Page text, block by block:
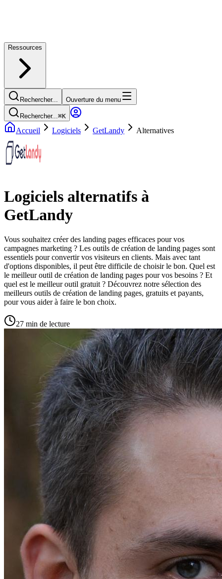
Ressources
Rechercher... Ouverture du menu
Rechercher...⌘K
Accueil Logiciels GetLandy Alternatives
Logiciels alternatifs à
GetLandy
Vous souhaitez créer des landing pages efficaces pour vos
campagnes marketing ? Les outils de création de landing pages sont
essentiels pour convertir vos visiteurs en clients. Mais avec tant
d'options disponibles, il peut être difficile de choisir le bon. Quel est
le meilleur outil de création de landing pages pour vos besoins ? Et
quel est le meilleur outil gratuit ? Découvrez notre sélection des
meilleurs outils de création de landing pages, gratuits et payants,
pour vous aider à faire le bon choix.
27 min de lecture